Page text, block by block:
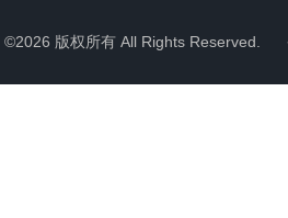
©2026 版权所有 All Rights Reserved.